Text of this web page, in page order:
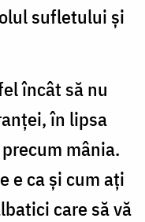
sufletului şi
încât să nu
în lipsa
mânia.
e ca şi cum aţi
care să vă